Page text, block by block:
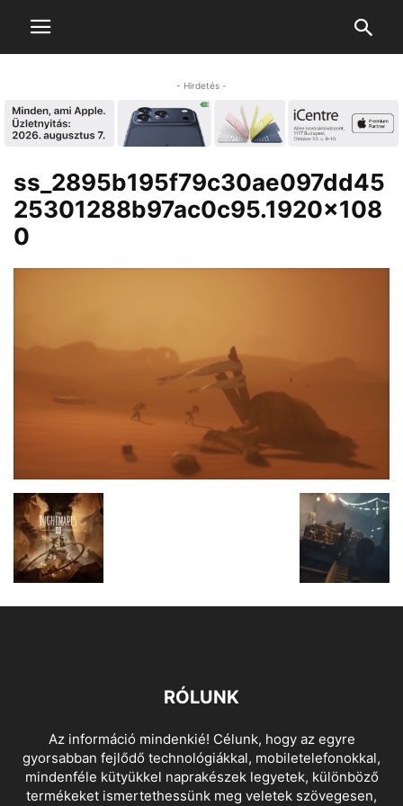
- Hirdetés -
ss_2895b195f79c30ae097dd45
25301288b97ac0c95.1920×108
0
RÓLUNK
Az információ mindenkié! Célunk, hogy az egyre
gyorsabban fejlődő technológiákkal, mobiletelefonokkal,
mindenféle kütyükkel naprakészek legyetek, különböző
termékeket ismertethessünk meg veletek szövegesen,